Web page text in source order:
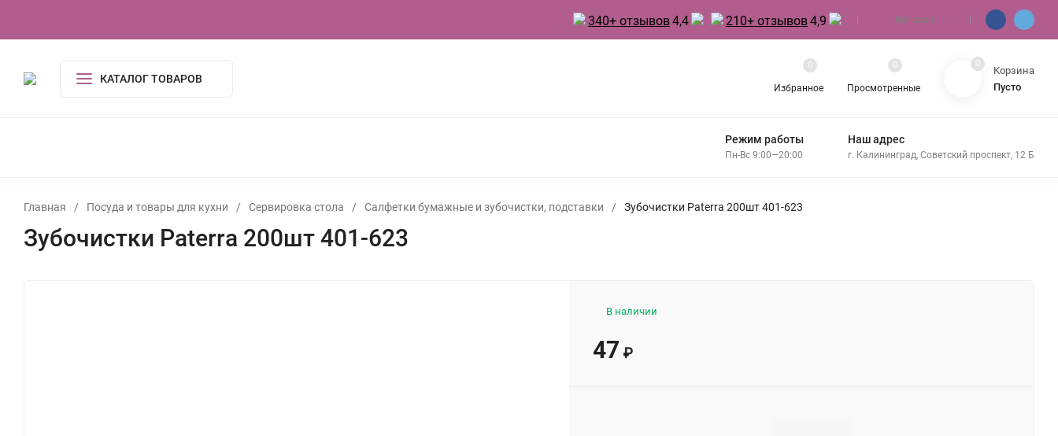
340+ отзывов4,4 210+ отзывов4,9 Магазин
КАТАЛОГ ТОВАРОВ
Избранное
0
Просмотренные
0 0
Корзина
Пусто
Режим работы
Пн-Вс 9:00—20:00
Наш адрес
г. Калининград, Советский проспект, 12 Б
Главная / Посуда и товары для кухни / Сервировка стола / Салфетки бумажные и зубочистки, подставки / Зубочистки Paterra 200шт 401-623
Зубочистки Paterra 200шт 401-623
В наличии
47 ₽